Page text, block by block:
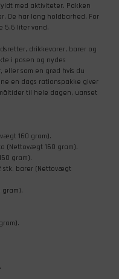
med aktiviteter. Pakken
De har lang holdbarhed. For
5,6 liter vand.
drikkevarer, barer og
i posen og nydes
eller som en grød hvis du
en dags rationspakke giver
til hele dagen, uanset
160 gram).
(Nettovægt 160 gram).
gram).
stk. barer (Nettovægt
gram).